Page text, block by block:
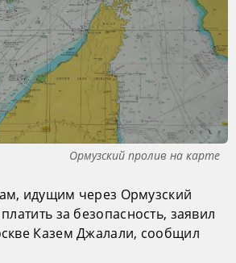
Ормузский пролив на карте
идущим через Ормузский
за безопасность, заявил
Казем Джалали, сообщил